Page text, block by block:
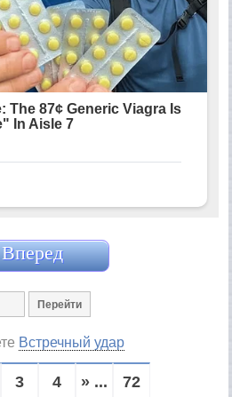
Вперед
Встречный удар
3 4 » ... 72